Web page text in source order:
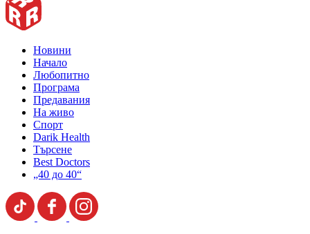
Новини
Начало
Любопитно
Програма
Предавания
На живо
Спорт
Darik Health
Търсене
Best Doctors
„40 до 40“